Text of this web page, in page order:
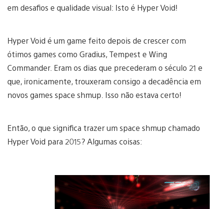
em desafios e qualidade visual: Isto é Hyper Void!
Hyper Void é um game feito depois de crescer com
ótimos games como Gradius, Tempest e Wing
Commander. Eram os dias que precederam o século 21 e
que, ironicamente, trouxeram consigo a decadência em
novos games space shmup. Isso não estava certo!
Então, o que significa trazer um space shmup chamado
Hyper Void para 2015? Algumas coisas: